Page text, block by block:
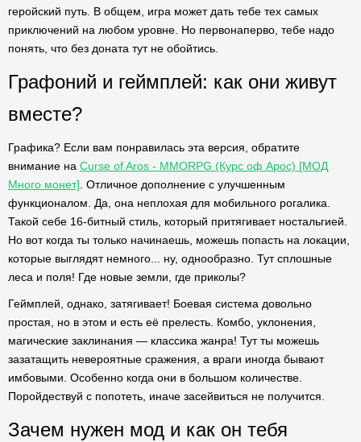
геройский путь. В общем, игра может дать тебе тех самых
приключений на любом уровне. Но первонаперво, тебе надо
понять, что без доната тут не обойтись.
Графоний и геймплей: как они живут
вместе?
Графика? Если вам понравилась эта версия, обратите
внимание на Curse of Aros - MMORPG (Курс оф Арос) [МОД
Много монет] . Отличное дополнение с улучшенным
функционалом. Да, она неплохая для мобильного рогалика.
Такой себе 16-битный стиль, который притягивает ностальгией.
Но вот когда ты только начинаешь, можешь попасть на локации,
которые выглядят немного... ну, однообразно. Тут сплошные
леса и поля! Где новые земли, где приколы?
Геймплей, однако, затягивает! Боевая система довольно
простая, но в этом и есть её прелесть. Комбо, уклонения,
магические заклинания — классика жанра! Тут ты можешь
зазатащить невероятные сражения, а враги иногда бывают
имбовыми. Особенно когда они в большом количестве.
Поройдествуй с попотеть, иначе засейвиться не получится.
Зачем нужен мод и как он тебя